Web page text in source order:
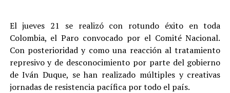
El jueves 21 se realizó con rotundo éxito en toda
Colombia, el Paro convocado por el Comité Nacional.
Con posterioridad y como una reacción al tratamiento
represivo y de desconocimiento por parte del gobierno
de Iván Duque, se han realizado múltiples y creativas
jornadas de resistencia pacífica por todo el país.